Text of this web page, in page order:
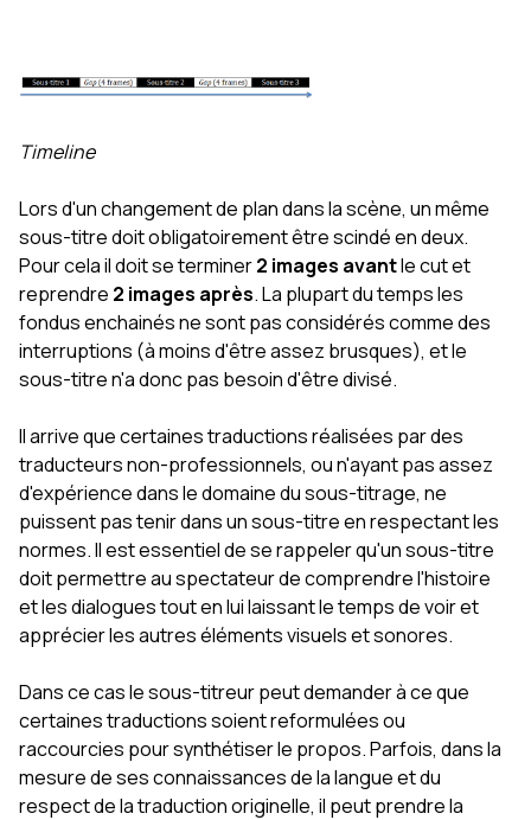
Timeline
Lors d'un changement de plan dans la scène, un même
sous-titre doit obligatoirement être scindé en deux.
Pour cela il doit se terminer2 images avantle cut et
reprendre 2 images après. La plupart du temps les
fondus enchainés ne sont pas considérés comme des
interruptions (à moins d'être assez brusques), et le
sous-titre n'a donc pas besoin d'être divisé.
Il arrive que certaines traductions réalisées par des
traducteurs non-professionnels, ou n'ayant pas assez
d'expérience dans le domaine du sous-titrage, ne
puissent pas tenir dans un sous-titre en respectant les
normes. Il est essentiel de se rappeler qu'un sous-titre
doit permettre au spectateur de comprendre l'histoire
et les dialogues tout en lui laissant le temps de voir et
apprécier les autres éléments visuels et sonores.
Dans ce cas le sous-titreur peut demander à ce que
certaines traductions soient reformulées ou
raccourcies pour synthétiser le propos. Parfois, dans la
mesure de ses connaissances de la langue et du
respect de la traduction originelle, il peut prendre la